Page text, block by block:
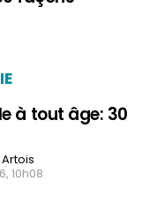
à tout âge: 30
10h08